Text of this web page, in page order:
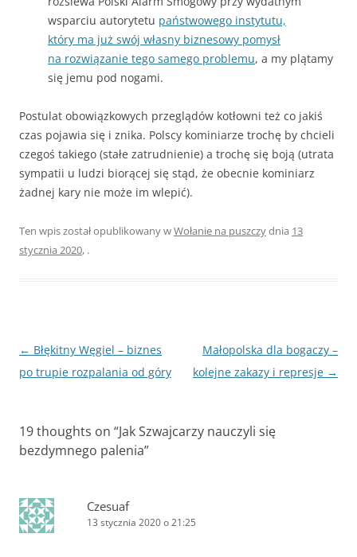
wsparciu autorytetu państwowego instytutu,
który ma już swój własny biznesowy pomysł
na rozwiązanie tego samego problemu, a my plątamy
się jemu pod nogami.
Postulat obowiązkowych przeglądów kotłowni też co jakiś
czas pojawia się i znika. Polscy kominiarze trochę by chcieli
czegoś takiego (stałe zatrudnienie) a trochę się boją (utrata
sympatii u ludzi biorącej się stąd, że obecnie kominiarz
żadnej kary nie może im wlepić).
Ten wpis został opublikowany wWołanie na puszczydnia 13
stycznia 2020, .
Zobacz
wpisy
← Błękitny Węgiel – biznes
po trupie rozpalania od góry
Małopolska dla bogaczy –
kolejne zakazy i represje →
19 thoughts on “Jak Szwajcarzy nauczyli się
bezdymnego palenia”
Czesuaf
13 stycznia 2020 o 21:25